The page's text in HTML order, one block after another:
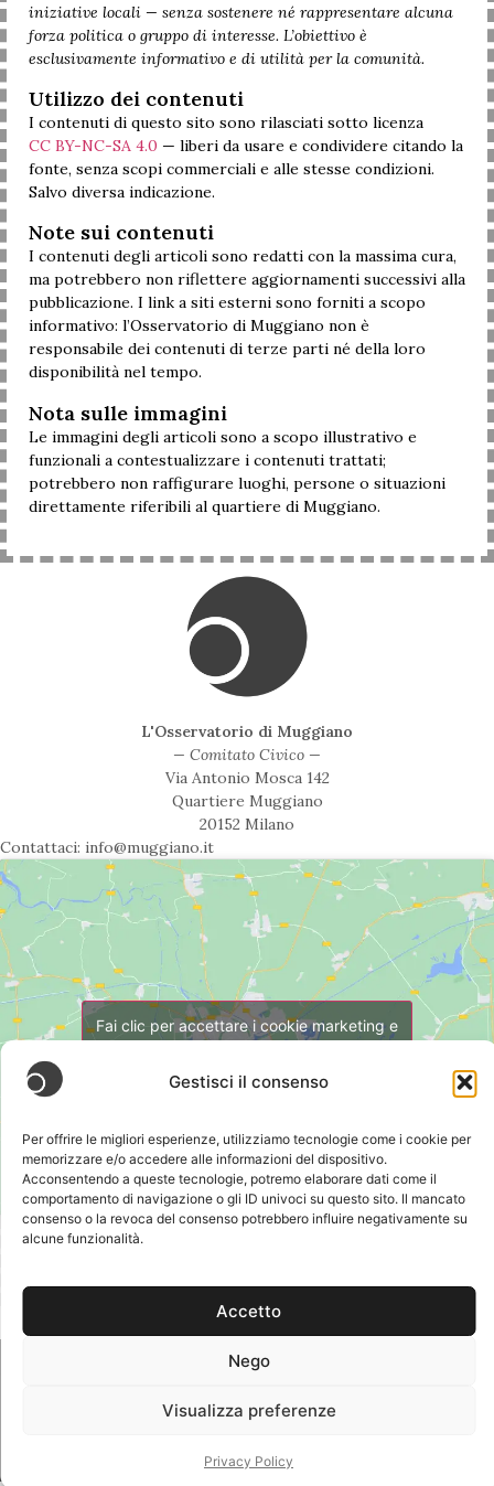
Gestisci il consenso
Per offrire le migliori esperienze, utilizziamo tecnologie come i cookie per
memorizzare e/o accedere alle informazioni del dispositivo.
Acconsentendo a queste tecnologie, potremo elaborare dati come il
comportamento di navigazione o gli ID univoci su questo sito. Il mancato
consenso o la revoca del consenso potrebbero influire negativamente su
alcune funzionalità.
Accetto
Nego
Visualizza preferenze
Privacy Policy
L'Osservatorio di Muggiano
— Comitato Civico —
Via Antonio Mosca 142
Quartiere Muggiano
20152 Milano
Contattaci: info@muggiano.it
Fai clic per accettare i cookie marketing e
iniziative locali — senza sostenere né rappresentare alcuna
forza politica o gruppo di interesse. L’obiettivo è
esclusivamente informativo e di utilità per la comunità.
Utilizzo dei contenuti
I contenuti di questo sito sono rilasciati sotto licenza
CC BY-NC-SA 4.0 — liberi da usare e condividere citando la
fonte, senza scopi commerciali e alle stesse condizioni.
Salvo diversa indicazione.
Note sui contenuti
I contenuti degli articoli sono redatti con la massima cura,
ma potrebbero non riflettere aggiornamenti successivi alla
pubblicazione. I link a siti esterni sono forniti a scopo
informativo: l’Osservatorio di Muggiano non è
responsabile dei contenuti di terze parti né della loro
disponibilità nel tempo.
Nota sulle immagini
Le immagini degli articoli sono a scopo illustrativo e
funzionali a contestualizzare i contenuti trattati;
potrebbero non raffigurare luoghi, persone o situazioni
direttamente riferibili al quartiere di Muggiano.
© 2026 L'OSSERVATORIO DI MUGGIANO —
COMITATO CIVICO | CONTENUTI RILASCIATI SOTTO
INDICAZIONE